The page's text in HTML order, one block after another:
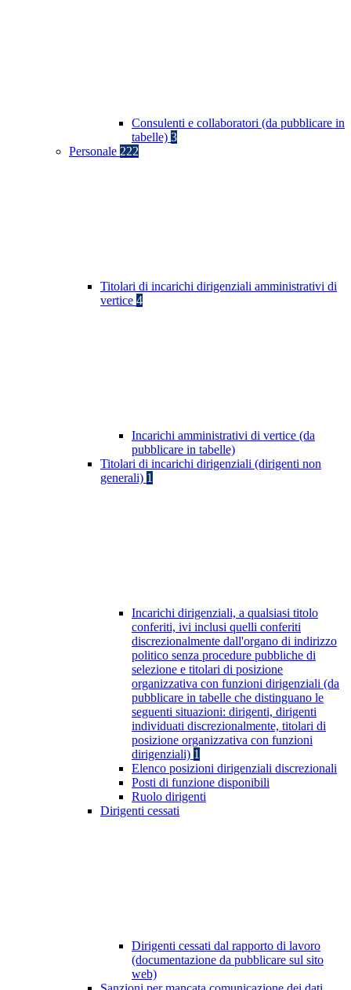
Consulenti e collaboratori (da pubblicare in
tabelle) 3
Personale 222
Titolari di incarichi dirigenziali amministrativi di
vertice 4
Incarichi amministrativi di vertice (da
pubblicare in tabelle)
Titolari di incarichi dirigenziali (dirigenti non
generali) 1
Incarichi dirigenziali, a qualsiasi titolo
conferiti, ivi inclusi quelli conferiti
discrezionalmente dall'organo di indirizzo
politico senza procedure pubbliche di
selezione e titolari di posizione
organizzativa con funzioni dirigenziali (da
pubblicare in tabelle che distinguano le
seguenti situazioni: dirigenti, dirigenti
individuati discrezionalmente, titolari di
posizione organizzativa con funzioni
dirigenziali) 1
Elenco posizioni dirigenziali discrezionali
Posti di funzione disponibili
Ruolo dirigenti
Dirigenti cessati
Dirigenti cessati dal rapporto di lavoro
(documentazione da pubblicare sul sito
web)